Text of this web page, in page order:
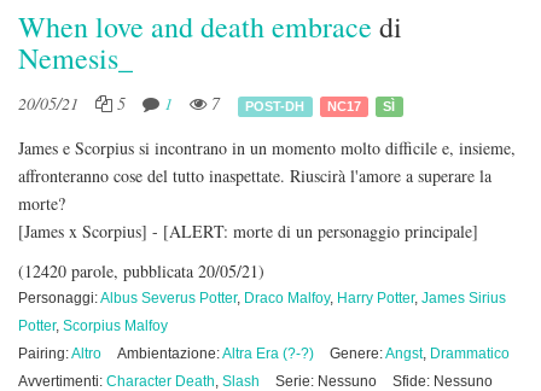
When love and death embrace di
Nemesis_
20/05/21 5 1 7 POST-DH NC17 SÌ
James e Scorpius si incontrano in un momento molto difficile e, insieme,
affronteranno cose del tutto inaspettate. Riuscirà l'amore a superare la
morte?
[James x Scorpius] - [ALERT: morte di un personaggio principale]
(12420 parole, pubblicata 20/05/21)
Personaggi:Albus Severus Potter, Draco Malfoy, Harry Potter, James Sirius
Potter, Scorpius Malfoy
Pairing:Altro Ambientazione:Altra Era (?-?) Genere:Angst, Drammatico
Avvertimenti: Character Death, Slash Serie: Nessuno
Sfide: Nessuno